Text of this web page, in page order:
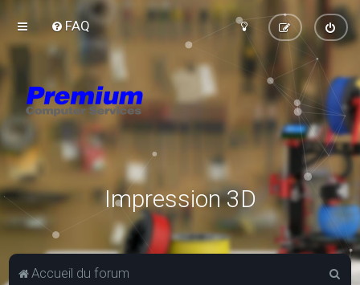
FAQ
Impression 3D
Accueil du forum